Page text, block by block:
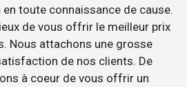
toute connaissance de cause.
de vous offrir le meilleur prix
Nous attachons une grosse
de nos clients. De
à coeur de vous offrir un